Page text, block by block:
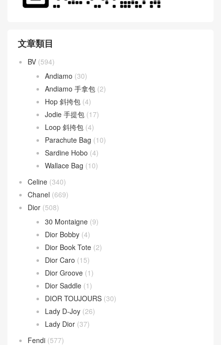
文章類目
(594)
Andiamo(30)
Andiamo 手拿包
Hop 斜挎包
Jodie 手提包
Loop 斜挎包
(4)
Parachute Bag
Sardine Hobo (4)
Wallace Bag (10)
Celine(340)
Chanel(669)
Dior
(508)
30 Montaigne(9)
Dior Bobby(4)
Dior Book Tote